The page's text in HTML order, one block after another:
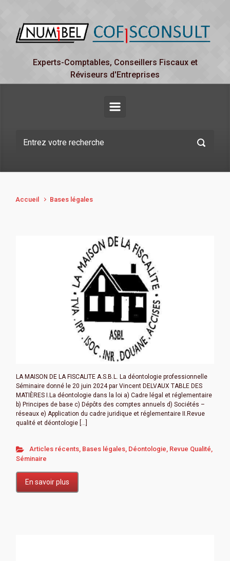
Experts-Comptables, Conseillers Fiscaux et
Réviseurs d'Entreprises
Accueil Bases légales
LA MAISON DE LA FISCALITE A.S.B.L. La déontologie professionnelle
Séminaire donné le 20 juin 2024 par Vincent DELVAUX TABLE DES
MATIÈRES I.La déontologie dans la loi a) Cadre légal et réglementaire
b) Principes de base c) Dépôts des comptes annuels d) Sociétés –
réseaux e) Application du cadre juridique et réglementaire II.Revue
qualité et déontologie […]
Articles récents, Bases légales, Déontologie, Revue Qualité,
Séminaire
En savoir plus